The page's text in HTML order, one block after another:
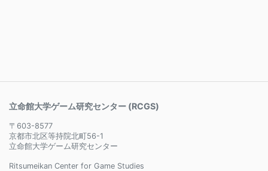
立命館大学ゲーム研究センター (RCGS)
〒603-8577
京都市北区等持院北町56-1
立命館大学ゲーム研究センター
Ritsumeikan Center for Game Studies